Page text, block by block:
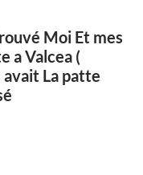
Moi Et mes
a Valcea (
avait La patte